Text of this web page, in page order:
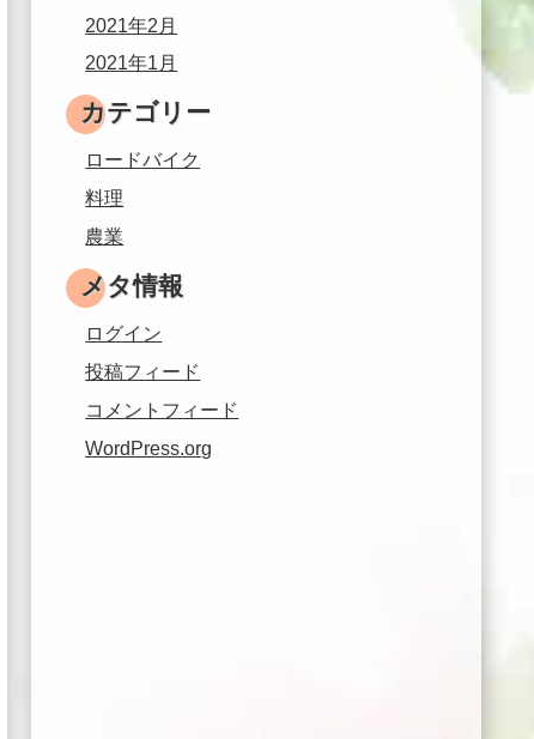
2021年2月
2021年1月
カテゴリー
ロードバイク
料理
農業
メタ情報
ログイン
投稿フィード
コメントフィード
WordPress.org